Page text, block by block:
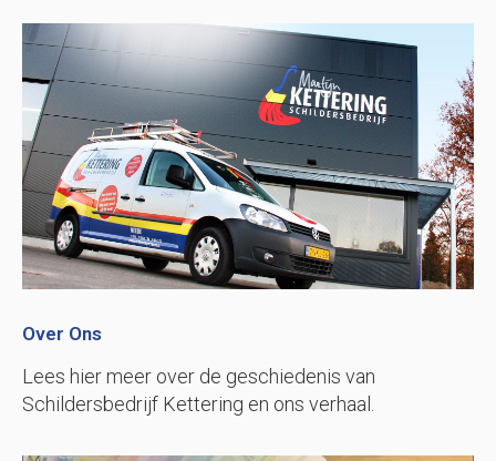
Over Ons
Lees hier meer over de geschiedenis van
Schildersbedrijf Kettering en ons verhaal.